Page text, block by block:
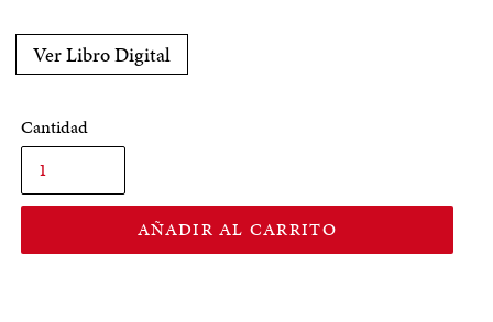
Ver Libro Digital
Cantidad
AÑADIR AL CARRITO